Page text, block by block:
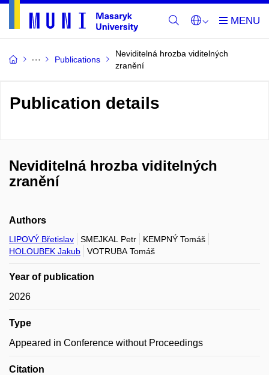
Publications
Neviditelná hrozba viditelných
zranění
Publication details
Neviditelná hrozba viditelných
zranění
Authors
LIPOVÝ Břetislav SMEJKAL Petr
KEMPNÝ Tomáš
HOLOUBEK Jakub
VOTRUBA Tomáš
Year of publication
2026
Type
Appeared in Conference without Proceedings
Citation